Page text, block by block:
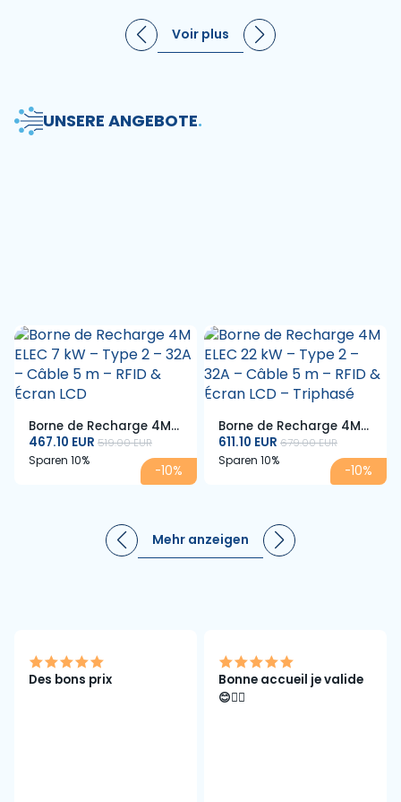
Voir plus
UNSERE ANGEBOTE.
-10%
Borne de Recharge 4M
ELEC 7 kW – Type 2 –
32A – Câble 5 m – RFID
467.10 EUR 519.00 EUR
Sparen 10%
-10%
Borne de Recharge 4M
ELEC 22 kW – Type 2 –
32A – Câble 5 m – RFID
& Écran LCD – Triphasé
611.10 EUR 679.00 EUR
Sparen 10%
Mehr anzeigen
Des bons prix
Bonne accueil je valide
😊👌🏽